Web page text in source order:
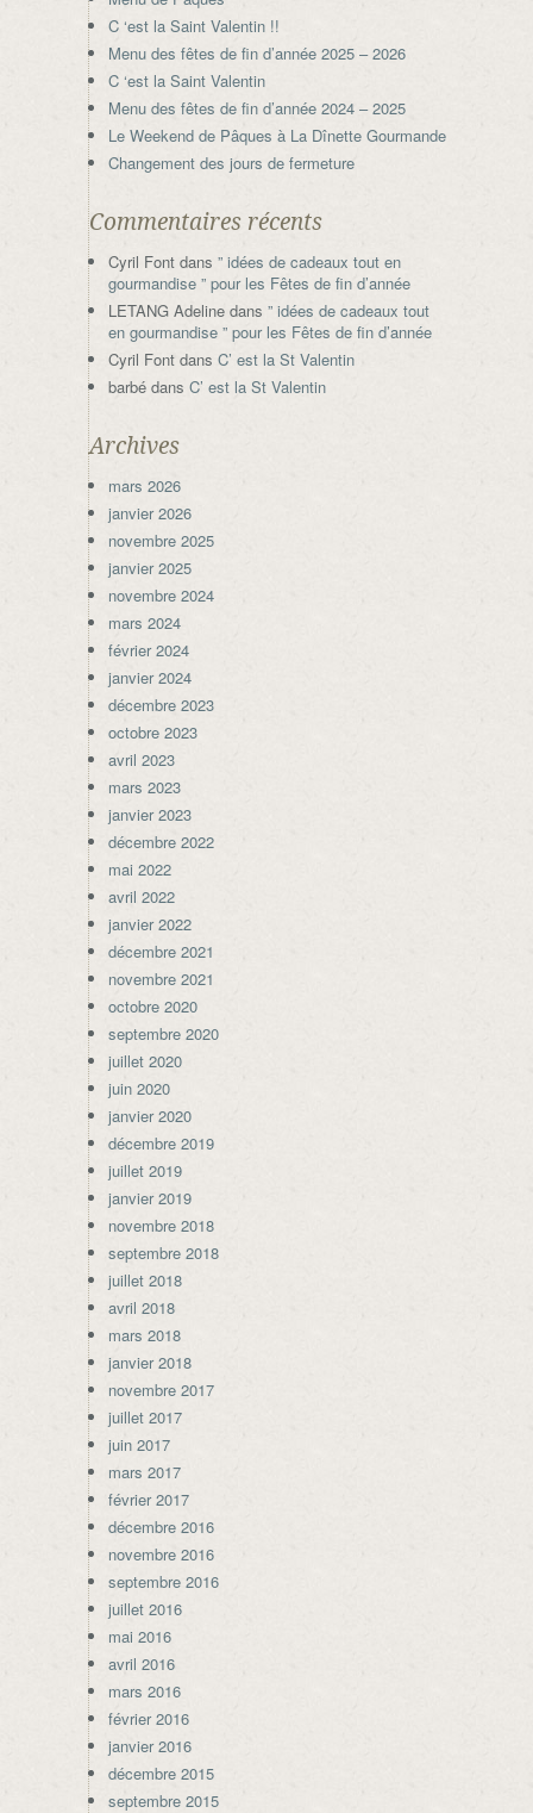
C ‘est la Saint Valentin !!
Menu des fêtes de fin d’année 2025 – 2026
C ‘est la Saint Valentin
Menu des fêtes de fin d’année 2024 – 2025
Le Weekend de Pâques à La Dînette Gourmande
Changement des jours de fermeture
Commentaires récents
Cyril Font dans ” idées de cadeaux tout en
gourmandise ” pour les Fêtes de fin d’année
LETANG Adeline dans ” idées de cadeaux tout
en gourmandise ” pour les Fêtes de fin d’année
Cyril Font dans C’ est la St Valentin
barbé dans C’ est la St Valentin
Archives
mars 2026
janvier 2026
novembre 2025
janvier 2025
novembre 2024
mars 2024
février 2024
janvier 2024
décembre 2023
octobre 2023
avril 2023
mars 2023
janvier 2023
décembre 2022
mai 2022
avril 2022
janvier 2022
décembre 2021
novembre 2021
octobre 2020
septembre 2020
juillet 2020
juin 2020
janvier 2020
décembre 2019
juillet 2019
janvier 2019
novembre 2018
septembre 2018
juillet 2018
avril 2018
mars 2018
janvier 2018
novembre 2017
juillet 2017
juin 2017
mars 2017
février 2017
décembre 2016
novembre 2016
septembre 2016
juillet 2016
mai 2016
avril 2016
mars 2016
février 2016
janvier 2016
décembre 2015
septembre 2015